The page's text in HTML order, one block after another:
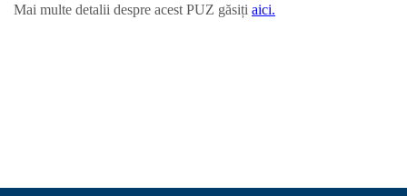
Mai multe detalii despre acest PUZ găsiți aici.